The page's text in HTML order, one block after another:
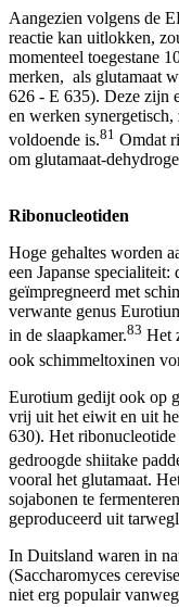
Aangezien volgens de
reactie kan uitlokken,
momenteel toegestane
merken, als glutamaat
626 - E 635). Deze zijn
en werken synergetisch,
voldoende is.81 Omdat
om glutamaat-
Ribonucleotiden
Hoge gehaltes worden
een Japanse
geïmpregneerd met
verwante genus
in de slaapkamer.83 Het
ook schimmeltoxinen
Eurotium gedijt ook op
vrij uit het eiwit en uit
630). Het
gedroogde shiitake
vooral het glutamaat.
sojabonen te
geproduceerd uit
In Duitsland waren in
(Saccharomyces
niet erg populair